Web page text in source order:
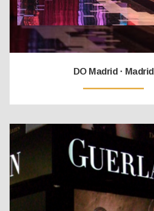
DO Madrid · Madrid